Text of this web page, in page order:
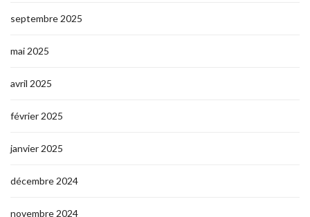
septembre 2025
mai 2025
avril 2025
février 2025
janvier 2025
décembre 2024
novembre 2024